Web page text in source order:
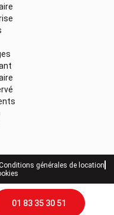
générales de location
01 83 35 30 51